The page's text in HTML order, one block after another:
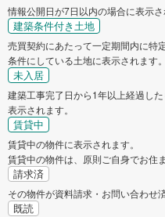
情報公開日が7日以内の場合に表示さ
建築条件付き土地
売買契約にあたって一定期間内に特
条件にしている土地に表示されます。
未入居
建築工事完了日から1年以上経過し
表示されます。
賃貸中
賃貸中の物件に表示されます。
賃貸中の物件は、原則ご自身でお住
請求済
その物件が資料請求・お問い合わせ
既読